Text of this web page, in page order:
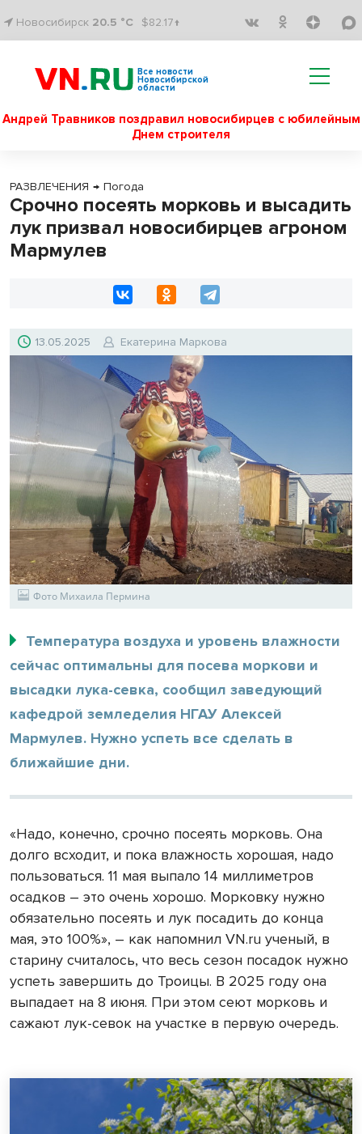
Новосибирск 20.5 °C $82.17↑
Все новости
Новосибирской
области
Андрей Травников поздравил новосибирцев с юбилейным
Днем строителя
РАЗВЛЕЧЕНИЯ → Погода
Срочно посеять морковь и высадить
лук призвал новосибирцев агроном
Мармулев
13.05.2025 Екатерина Маркова
Фото Михаила Пермина
Температура воздуха и уровень влажности
сейчас оптимальны для посева моркови и
высадки лука-севка, сообщил заведующий
кафедрой земледелия НГАУ Алексей
Мармулев. Нужно успеть все сделать в
ближайшие дни.
«Надо, конечно, срочно посеять морковь. Она
долго всходит, и пока влажность хорошая, надо
пользоваться. 11 мая выпало 14 миллиметров
осадков – это очень хорошо. Морковку нужно
обязательно посеять и лук посадить до конца
мая, это 100%», – как напомнил VN.ru ученый, в
старину считалось, что весь сезон посадок нужно
успеть завершить до Троицы. В 2025 году она
выпадает на 8 июня. При этом сеют морковь и
сажают лук-севок на участке в первую очередь.